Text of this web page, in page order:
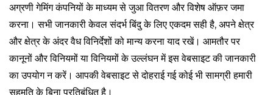
अग्रणी गेमिंग कंपनियों के माध्यम से जुआ वितरण और विशेष ऑफ़र जमा
करना। सभी जानकारी केवल संदर्भ बिंदु के लिए एकदम सही है, अपने क्षेत्र
और क्षेत्र के अंदर वैध विनिर्देशों को मान्य करना याद रखें। आमतौर पर
कानूनों और विनियमों या विनियमों के उल्लंघन में इस वेबसाइट की जानकारी
का उपयोग न करें। आपकी वेबसाइट से दोहराई गई कोई भी सामग्री हमारी
सहमति के बिना प्रतिबंधित है।